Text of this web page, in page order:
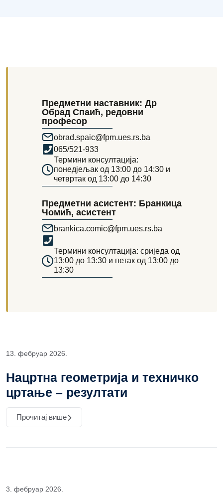
Предметни наставник: Др
Обрад Спаић, редовни
професор
obrad.spaic@fpm.ues.rs.ba
065/521-933
Термини консултација:
понедјељак од 13:00 до 14:30 и
четвртак од 13:00 до 14:30
Предметни асистент: Бранкица
Чомић, асистент
brankica.comic@fpm.ues.rs.ba
Термини консултација: сриједа од
13:00 до 13:30 и петак од 13:00 до
13:30
13. фебруар 2026.
Нацртна геометрија и техничко
цртање – резултати
Прочитај више
3. фебруар 2026.